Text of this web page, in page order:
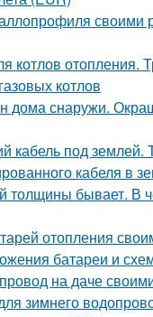
своими
котлов отопления.
котлов
дома снаружи.
кабель под землей.
кабеля в
толщины бывает. В
отопления
батареи и
на даче
зимнего